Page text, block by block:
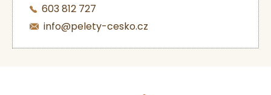
603 812 727
info@pelety-cesko.cz